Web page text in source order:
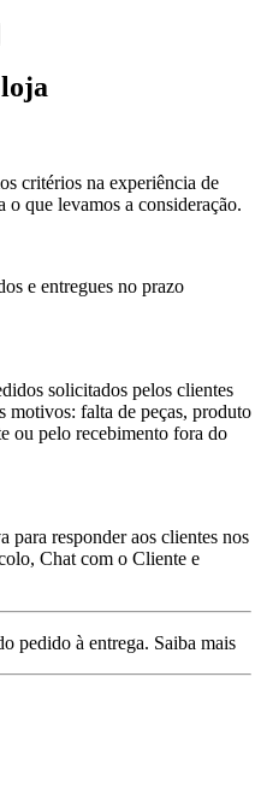
critérios na experiência de
o que levamos a consideração.
e entregues no prazo
solicitados pelos clientes
motivos: falta de peças, produto
ou pelo recebimento fora do
para responder aos clientes nos
Chat com o Cliente e
pedido à entrega. Saiba mais